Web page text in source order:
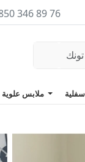
346 89 76
ملابس علوية